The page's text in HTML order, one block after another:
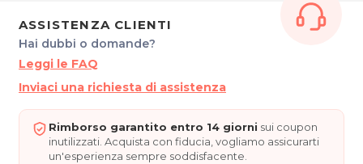
Annesso al ristorante, c'è anche un fornitissimo
punto
venditadove potete trovare molti
friulani.
VINERIA VENCÒ DEL COLLIO, le migliori eccellenze
enogastronomiche della nostra terra, tra le suggestive
colline del Collio Friulano!
ORARI
ASSISTENZA CLIENTI
Hai dubbi o domande?
Leggi le FAQ
Inviaci una richiesta di assistenza
Rimborso garantito entro 14 giorni sui coupon
inutilizzati. Acquista con fiducia, vogliamo assicurarti
un'esperienza sempre soddisfacente.